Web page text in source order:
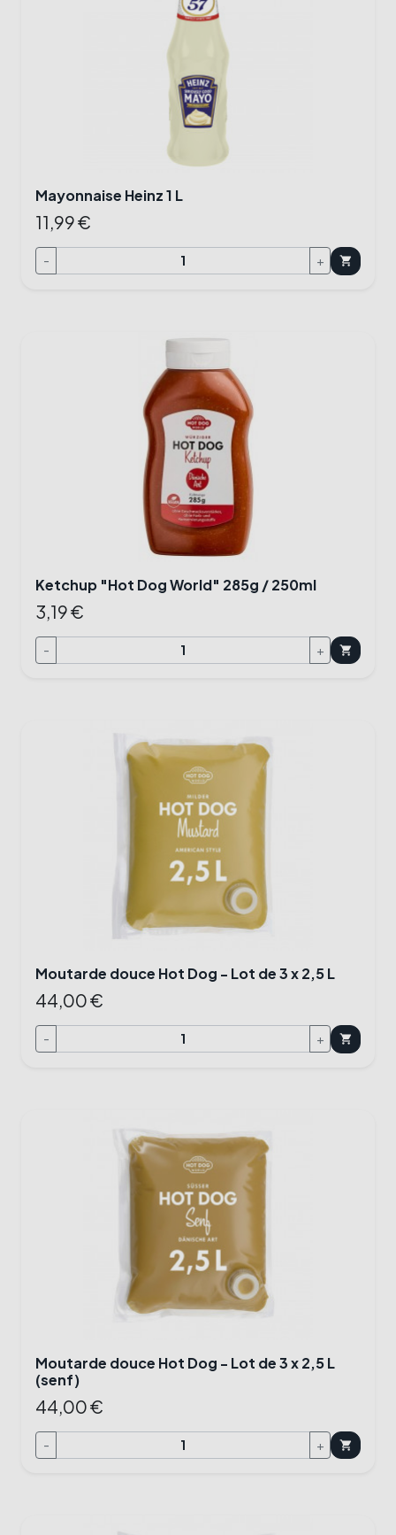
Mayonnaise Heinz 1 L
11,99 €
- + shopping_cart
Ketchup "Hot Dog World" 285g / 250ml
3,19 €
- + shopping_cart
Moutarde douce Hot Dog - Lot de 3 x 2,5 L
44,00 €
- + shopping_cart
Moutarde douce Hot Dog - Lot de 3 x 2,5 L
(senf)
44,00 €
- + shopping_cart